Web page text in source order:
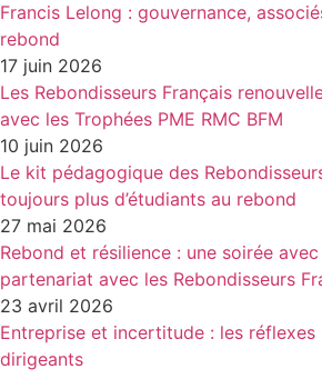
Francis Lelong : gouvernance,
rebond
17 juin 2026
Les Rebondisseurs Français
avec les Trophées PME RMC BFM
10 juin 2026
Le kit pédagogique des
toujours plus d’étudiants au rebond
27 mai 2026
Rebond et résilience : une soirée
partenariat avec les Rebondisseurs
23 avril 2026
Entreprise et incertitude : les
dirigeants